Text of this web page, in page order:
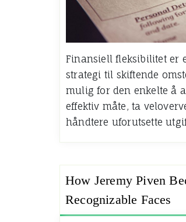
Finansiell fleksibilitet er
strategi til skiftende
mulig for den enkelte å
effektiv måte, ta
håndtere uforutsette
How Jeremy Piven
Recognizable Faces